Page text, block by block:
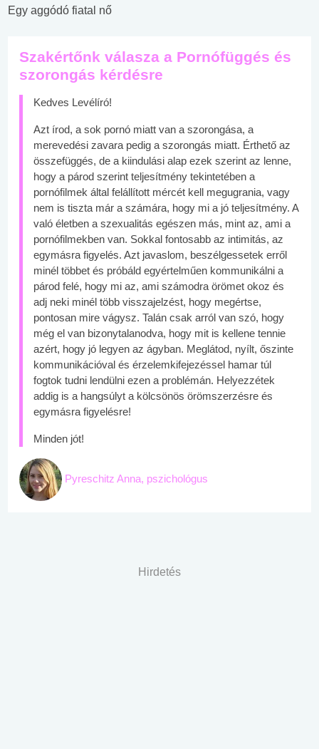
Egy aggódó fiatal nő
Szakértőnk válasza a Pornófüggés és
szorongás kérdésre
Kedves Levélíró!
Azt írod, a sok pornó miatt van a szorongása, a
merevedési zavara pedig a szorongás miatt. Érthető az
összefüggés, de a kiindulási alap ezek szerint az lenne,
hogy a párod szerint teljesítmény tekintetében a
pornófilmek által felállított mércét kell megugrania, vagy
nem is tiszta már a számára, hogy mi a jó teljesítmény. A
való életben a szexualitás egészen más, mint az, ami a
pornófilmekben van. Sokkal fontosabb az intimitás, az
egymásra figyelés. Azt javaslom, beszélgessetek erről
minél többet és próbáld egyértelműen kommunikálni a
párod felé, hogy mi az, ami számodra örömet okoz és
adj neki minél több visszajelzést, hogy megértse,
pontosan mire vágysz. Talán csak arról van szó, hogy
még el van bizonytalanodva, hogy mit is kellene tennie
azért, hogy jó legyen az ágyban. Meglátod, nyílt, őszinte
kommunikációval és érzelemkifejezéssel hamar túl
fogtok tudni lendülni ezen a problémán. Helyezzétek
addig is a hangsúlyt a kölcsönös örömszerzésre és
egymásra figyelésre!
Minden jót!
Pyreschitz Anna, pszichológus
Hirdetés